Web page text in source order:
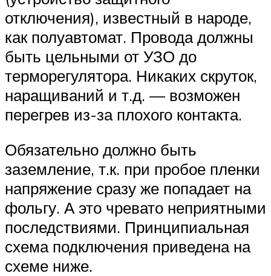
отключения), известный в народе,
как полуавтомат. Провода должны
быть цельными от УЗО до
терморегулятора. Никаких скруток,
наращиваний и т.д. — возможен
перегрев из-за плохого контакта.
Обязательно должно быть
заземление, т.к. при пробое пленки
напряжение сразу же попадает на
фольгу. А это чревато неприятными
последствиями. Принципиальная
схема подключения приведена на
схеме ниже.